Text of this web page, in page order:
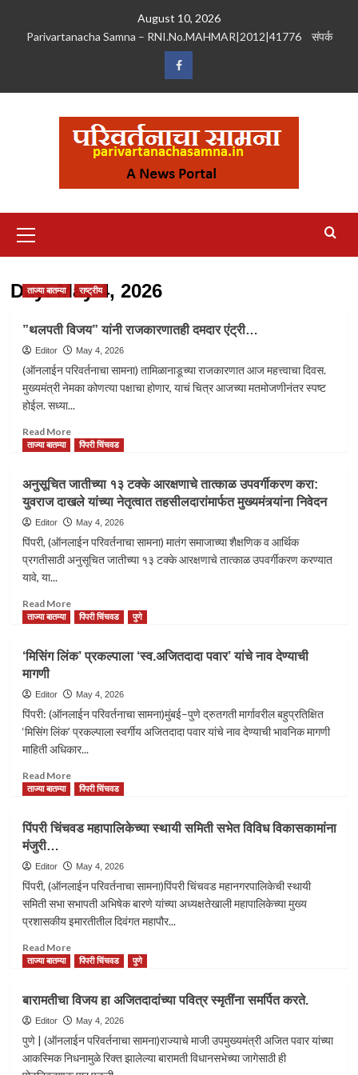
August 10, 2026
Parivartanacha Samna – RNI.No.MAHMAR|2012|41776
संपर्क
Facebook
Menu
Day:May 4, 2026
ताज्या बातम्या राष्ट्रीय
”थलपती विजय” यांनी राजकारणातही दमदार एंट्री…
Editor May 4, 2026
(ऑनलाईन परिवर्तनाचा सामना) तामिळानाडूच्या राजकारणात आज महत्त्वाचा दिवस.
मुख्यमंत्री नेमका कोणत्या पक्षाचा होणार, याचं चित्र आजच्या मतमोजणीनंतर स्पष्ट
होईल. सध्या...
Read MoreRead
more
”थलपती
विजय”
यांनी
राजकारणातही
दमदार
एंट्री…
ताज्या बातम्या पिंपरी चिंचवड
अनुसूचित जातीच्या १३ टक्के आरक्षणाचे तात्काळ उपवर्गीकरण करा:
युवराज दाखले यांच्या नेतृत्वात तहसीलदारांमार्फत मुख्यमंत्र्यांना निवेदन
Editor May 4, 2026
पिंपरी, (ऑनलाईन परिवर्तनाचा सामना) मातंग समाजाच्या शैक्षणिक व आर्थिक
प्रगतीसाठी अनुसूचित जातीच्या १३ टक्के आरक्षणाचे तात्काळ उपवर्गीकरण करण्यात
यावे, या...
Read MoreRead
more
जातीच्या
टक्के
आरक्षणाचे
तात्काळ
उपवर्गीकरण
करा:
दाखले
यांच्या
तहसीलदारांमार्फत
निवेदन
ताज्या बातम्या पिंपरी चिंचवड पुणे
‘मिसिंग लिंक’ प्रकल्पाला ‘स्व.अजितदादा पवार’ यांचे नाव देण्याची
मागणी
Editor May 4, 2026
पिंपरी: (ऑनलाईन परिवर्तनाचा सामना)मुंबई–पुणे द्रुतगती मार्गावरील बहुप्रतिक्षित
‘मिसिंग लिंक’ प्रकल्पाला स्वर्गीय अजितदादा पवार यांचे नाव देण्याची भावनिक मागणी
माहिती अधिकार...
Read MoreRead
more
लिंक’
‘स्व.अजितदादा
पवार’
यांचे
नाव
देण्याची
ताज्या बातम्या पिंपरी चिंचवड
पिंपरी चिंचवड महापालिकेच्या स्थायी समिती सभेत विविध विकासकामांना
मंजुरी…
Editor May 4, 2026
पिंपरी, (ऑनलाईन परिवर्तनाचा सामना)पिंपरी चिंचवड महानगरपालिकेची स्थायी
समिती सभा सभापती अभिषेक बारणे यांच्या अध्यक्षतेखाली महापालिकेच्या मुख्य
प्रशासकीय इमारतीतील दिवंगत महापौर...
Read MoreRead
more
पिंपरी
चिंचवड
महापालिकेच्या
स्थायी
समिती
ताज्या बातम्या पिंपरी चिंचवड पुणे
बारामतीचा विजय हा अजितदादांच्या पवित्र स्मृतींना समर्पित करते.
Editor May 4, 2026
पुणे | (ऑनलाईन परिवर्तनाचा सामना)राज्याचे माजी उपमुख्यमंत्री अजित पवार यांच्या
आकस्मिक निधनामुळे रिक्त झालेल्या बारामती विधानसभेच्या जागेसाठी ही